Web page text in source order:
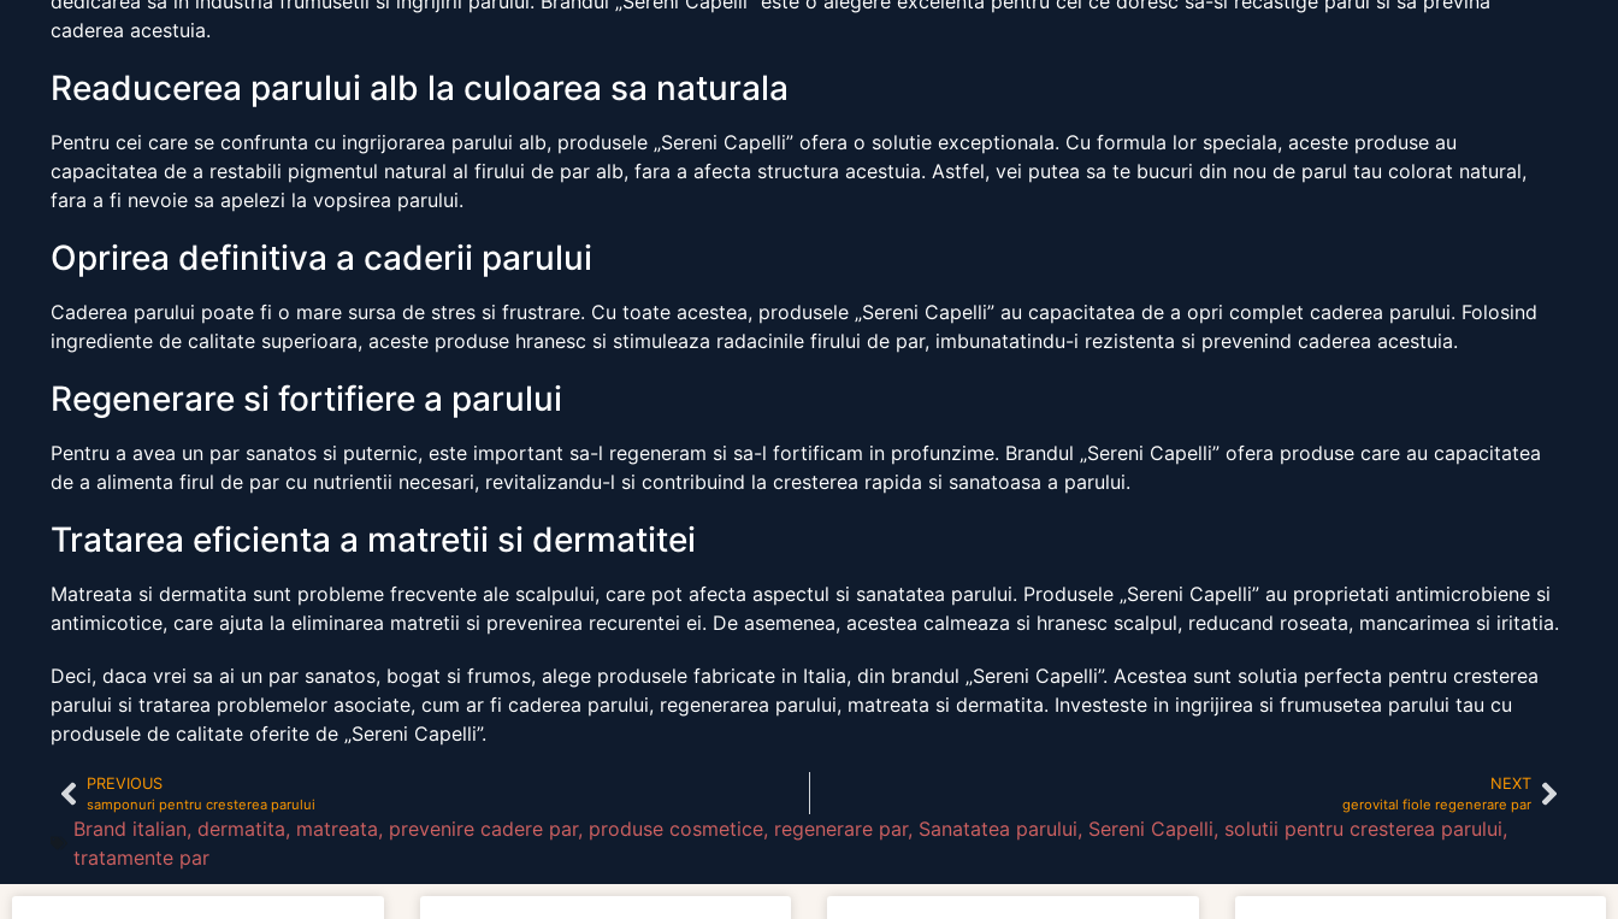
caderea acestuia.
Readucerea parului alb la culoarea sa naturala
Pentru cei care se confrunta cu ingrijorarea parului alb, produsele „Sereni Capelli” ofera o solutie exceptionala. Cu formula lor speciala, aceste produse au
capacitatea de a restabili pigmentul natural al firului de par alb, fara a afecta structura acestuia. Astfel, vei putea sa te bucuri din nou de parul tau colorat natural,
fara a fi nevoie sa apelezi la vopsirea parului.
Oprirea definitiva a caderii parului
Caderea parului poate fi o mare sursa de stres si frustrare. Cu toate acestea, produsele „Sereni Capelli” au capacitatea de a opri complet caderea parului. Folosind
ingrediente de calitate superioara, aceste produse hranesc si stimuleaza radacinile firului de par, imbunatatindu-i rezistenta si prevenind caderea acestuia.
Regenerare si fortifiere a parului
Pentru a avea un par sanatos si puternic, este important sa-l regeneram si sa-l fortificam in profunzime. Brandul „Sereni Capelli” ofera produse care au capacitatea
de a alimenta firul de par cu nutrientii necesari, revitalizandu-l si contribuind la cresterea rapida si sanatoasa a parului.
Tratarea eficienta a matretii si dermatitei
Matreata si dermatita sunt probleme frecvente ale scalpului, care pot afecta aspectul si sanatatea parului. Produsele „Sereni Capelli” au proprietati antimicrobiene si
antimicotice, care ajuta la eliminarea matretii si prevenirea recurentei ei. De asemenea, acestea calmeaza si hranesc scalpul, reducand roseata, mancarimea si iritatia.
Deci, daca vrei sa ai un par sanatos, bogat si frumos, alege produsele fabricate in Italia, din brandul „Sereni Capelli”. Acestea sunt solutia perfecta pentru cresterea
parului si tratarea problemelor asociate, cum ar fi caderea parului, regenerarea parului, matreata si dermatita. Investeste in ingrijirea si frumusetea parului tau cu
produsele de calitate oferite de „Sereni Capelli”.
PREVIOUS
samponuri pentru cresterea parului
NEXT
gerovital fiole regenerare par
Brand italian, dermatita, matreata, prevenire cadere par, produse cosmetice, regenerare par, Sanatatea parului, Sereni Capelli, solutii pentru cresterea parului,
tratamente par